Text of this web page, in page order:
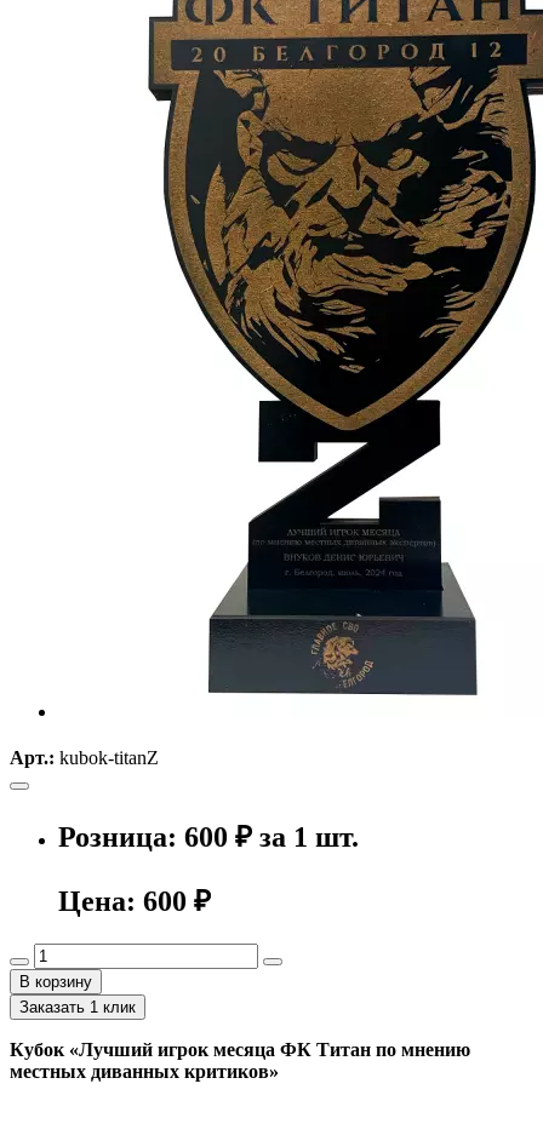
Арт.: kubok-titanZ
Розница: 600 ₽ за 1 шт.
Цена: 600 ₽
В корзину
Заказать 1 клик
Кубок «Лучший игрок месяца ФК Титан по мнению
местных диванных критиков»